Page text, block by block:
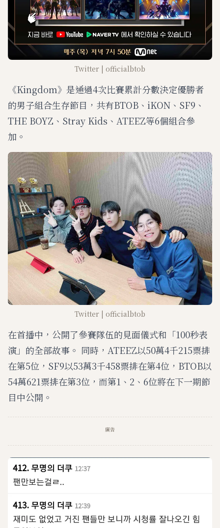
Twitter | officialbtob
《Kingdom》是通過4次比賽累計分數決定優勝者
的男子組合生存節目，共有BTOB、iKON、SF9、
THE BOYZ、Stray Kids、ATEEZ等6個組合參
加。
Twitter | officialbtob
在首播中，公開了參賽隊伍的見面儀式和「100秒表
演」的全部故事。 同時，ATEEZ以50萬4千215票排
在第5位，SF9以53萬3千458票排在第4位，BTOB以
54萬621票排在第3位，而第1、2、6位將在下一期節
目中公開。
廣告